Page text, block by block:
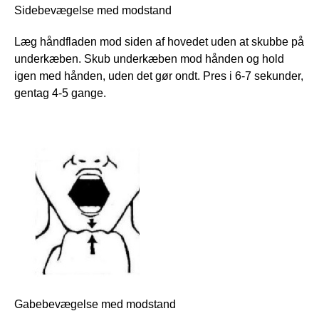
Sidebevægelse med modstand
Læg håndfladen mod siden af hovedet uden at skubbe på
underkæben. Skub underkæben mod hånden og hold
igen med hånden, uden det gør ondt. Pres i 6-7 sekunder,
gentag 4-5 gange.
Gabebevægelse med modstand